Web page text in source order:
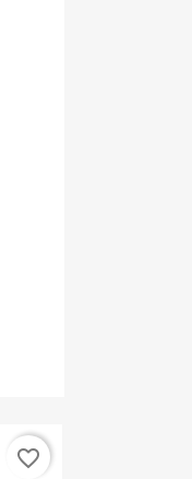
favorite_border